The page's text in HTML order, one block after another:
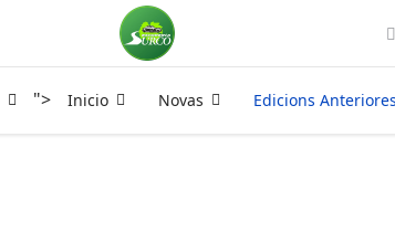
"> Inicio Novas Edicions Anteriores